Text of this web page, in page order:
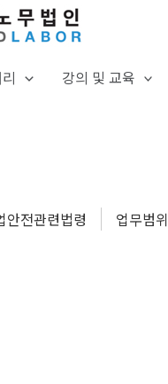
강의 및 교육
안전관련법령 업무범위